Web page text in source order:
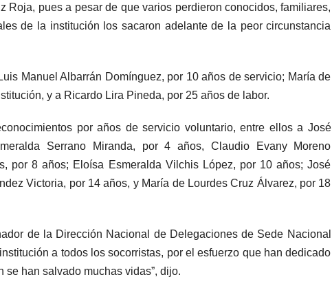
Roja, pues a pesar de que varios perdieron conocidos, familiares,
de la institución los sacaron adelante de la peor circunstancia
Manuel Albarrán Domínguez, por 10 años de servicio; María de
y a Ricardo Lira Pineda, por 25 años de labor.
por años de servicio voluntario, entre ellos a José
Serrano Miranda, por 4 años, Claudio Evany Moreno
por 8 años; Eloísa Esmeralda Vilchis López, por 10 años; José
Victoria, por 14 años, y María de Lourdes Cruz Álvarez, por 18
de la Dirección Nacional de Delegaciones de Sede Nacional
a todos los socorristas, por el esfuerzo que han dedicado
han salvado muchas vidas”, dijo.